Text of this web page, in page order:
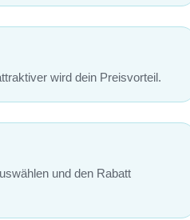
wird dein Preisvorteil.
und den Rabatt